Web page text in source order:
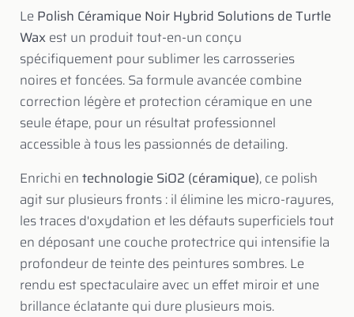
Le Polish Céramique Noir Hybrid Solutions de Turtle
Waxest un produit tout-en-un conçu
spécifiquement pour sublimer les carrosseries
noires et foncées. Sa formule avancée combine
correction légère et protection céramique en une
seule étape, pour un résultat professionnel
accessible à tous les passionnés de detailing.
Enrichi entechnologie SiO2 (céramique), ce polish
agit sur plusieurs fronts : il élimine les micro-rayures,
les traces d'oxydation et les défauts superficiels tout
en déposant une couche protectrice qui intensifie la
profondeur de teinte des peintures sombres. Le
rendu est spectaculaire avec un effet miroir et une
brillance éclatante qui dure plusieurs mois.